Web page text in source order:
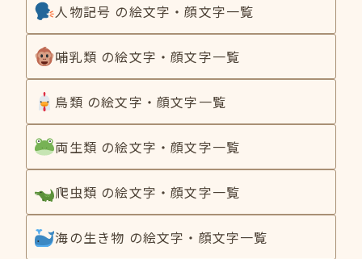
人物記号 の絵文字・顔文字一覧
哺乳類 の絵文字・顔文字一覧
鳥類 の絵文字・顔文字一覧
両生類 の絵文字・顔文字一覧
爬虫類 の絵文字・顔文字一覧
海の生き物 の絵文字・顔文字一覧